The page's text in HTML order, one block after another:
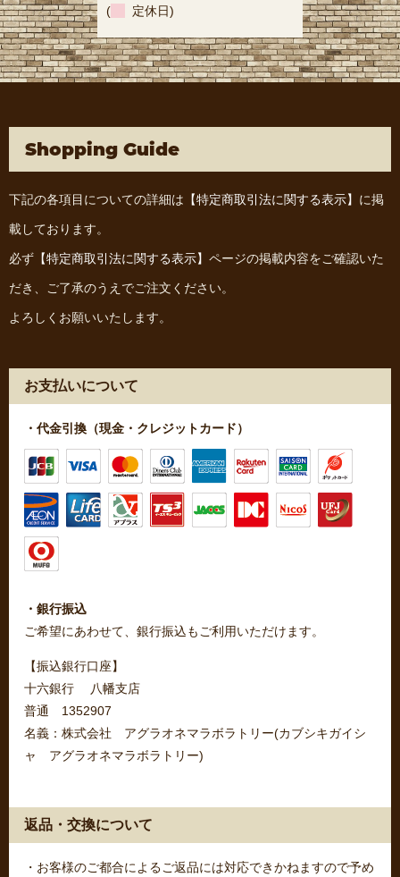
( 定休日)
Shopping Guide
下記の各項目についての詳細は 【特定商取引法に関する表示】 に掲
載しております。
必ず 【特定商取引法に関する表示】 ページの掲載内容をご確認いた
だき、ご了承のうえでご注文ください。
よろしくお願いいたします。
お支払いについて
・代金引換（現金・クレジットカード）
・銀行振込
ご希望にあわせて、銀行振込もご利用いただけます。
【振込銀行口座】
十六銀行 八幡支店
普通 1352907
名義：株式会社 アグラオネマラボラトリー(カブシキガイシ
ャ アグラオネマラボラトリー)
返品・交換について
・お客様のご都合によるご返品には対応できかねますので予め